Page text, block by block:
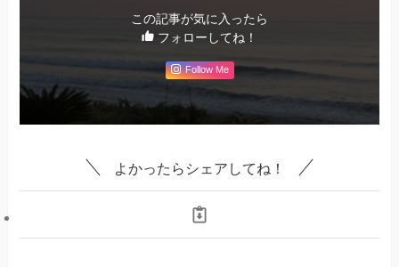
この記事が気に入ったら
フォローしてね！
Follow Me
よかったらシェアしてね！